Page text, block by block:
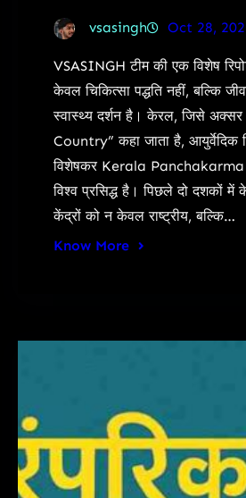
vsasingh Oct 28,
VSASINGH टीम की एक विशेष
केवल चिकित्सा पद्धति नहीं, बल्कि
स्वास्थ्य दर्शन है। केरल, जिसे अक्सर
Country” कहा जाता है, आयुर्वेदिक
विशेषकर Kerala
विश्व प्रसिद्ध है। पिछले दो दशकों
केंद्रों को न केवल राष्ट्रीय, बल्कि…
Know More